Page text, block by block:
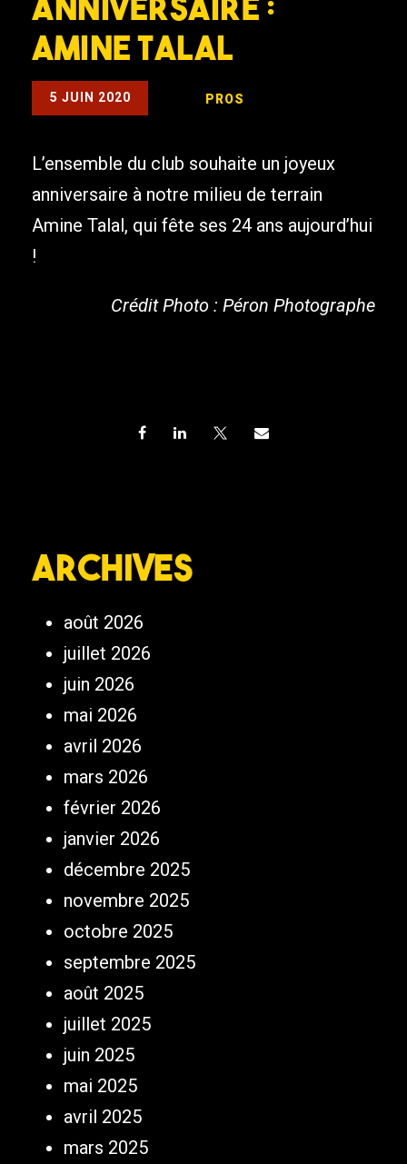
Amine Talal
5 JUIN 2020 PROS
L’ensemble du club souhaite un joyeux
anniversaire à notre milieu de terrain
Amine Talal, qui fête ses 24 ans aujourd’hui
!
Crédit Photo : Péron Photographe
Archives
août 2026
juillet 2026
juin 2026
mai 2026
avril 2026
mars 2026
février 2026
janvier 2026
décembre 2025
novembre 2025
octobre 2025
septembre 2025
août 2025
juillet 2025
juin 2025
mai 2025
avril 2025
mars 2025